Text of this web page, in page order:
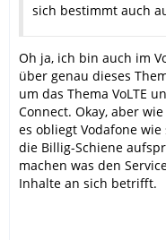
sich bestimmt auch
Oh ja, ich bin auch im
über genau dieses
um das Thema VoLTE
Connect. Okay, aber
es obliegt Vodafone
die Billig-Schiene
machen was den
Inhalte an sich betrifft.